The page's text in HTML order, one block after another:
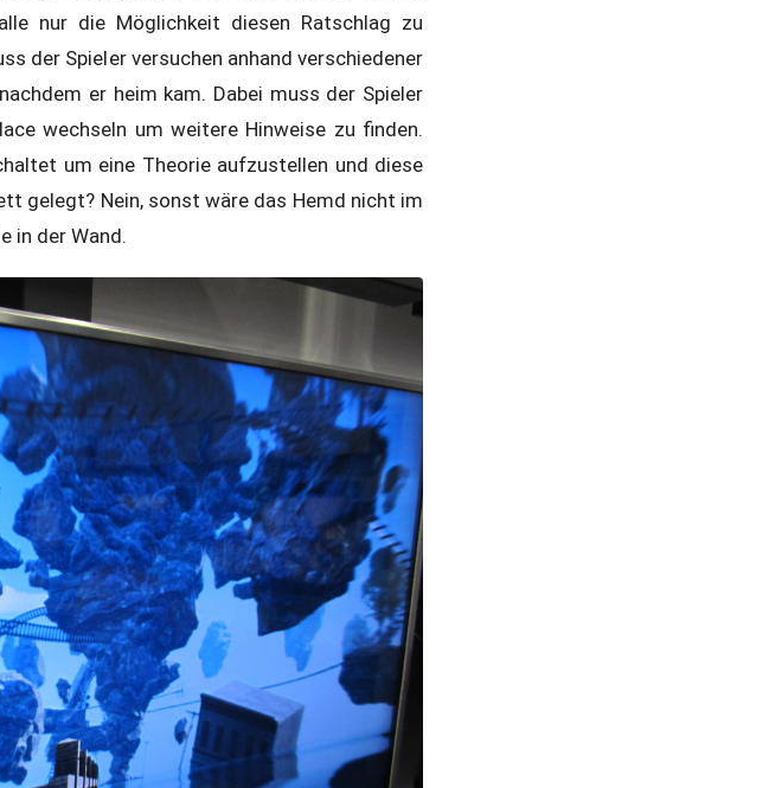
nur die Möglichkeit diesen Ratschlag zu
der Spieler versuchen anhand verschiedener
er heim kam. Dabei muss der Spieler
wechseln um weitere Hinweise zu finden.
um eine Theorie aufzustellen und diese
gelegt? Nein, sonst wäre das Hemd nicht im
in der Wand.